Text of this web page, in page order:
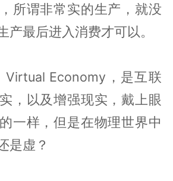
所谓非常实的生产，就没
产最后进入消费才可以。
Virtual Economy，是互联
，以及增强现实，戴上眼
一样，但是在物理世界中
是虚？